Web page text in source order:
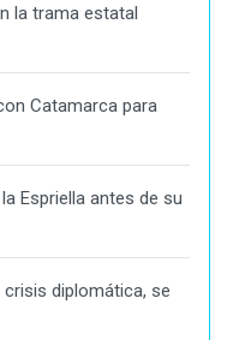
la trama estatal
Catamarca para
Espriella antes de su
diplomática, se